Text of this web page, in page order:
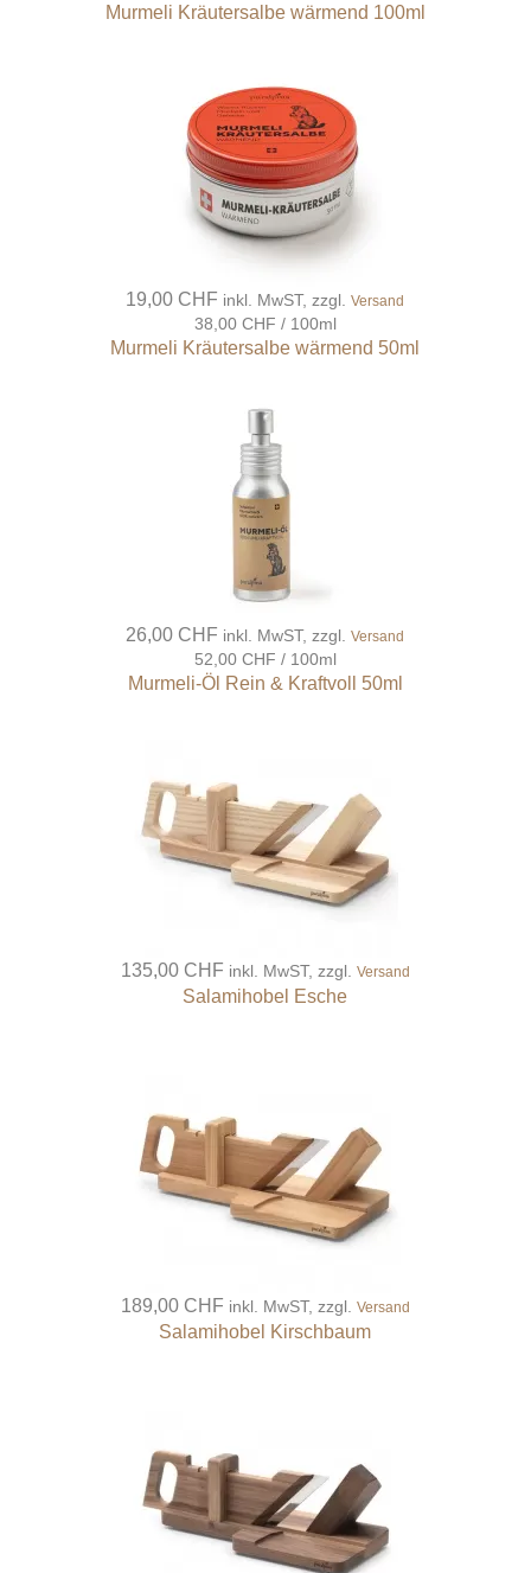
Murmeli Kräutersalbe wärmend 100ml
19,00 CHF inkl. MwST, zzgl.Versand
38,00 CHF / 100ml
Murmeli Kräutersalbe wärmend 50ml
26,00 CHF inkl. MwST, zzgl.Versand
52,00 CHF / 100ml
Murmeli-Öl Rein & Kraftvoll 50ml
135,00 CHF inkl. MwST, zzgl. Versand
Salamihobel Esche
189,00 CHF inkl. MwST, zzgl. Versand
Salamihobel Kirschbaum